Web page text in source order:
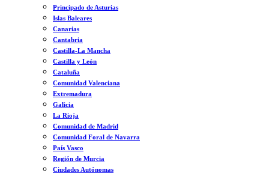
Principado de Asturias
Islas Baleares
Canarias
Cantabria
Castilla-La Mancha
Castilla y León
Cataluña
Comunidad Valenciana
Extremadura
Galicia
La Rioja
Comunidad de Madrid
Comunidad Foral de Navarra
País Vasco
Región de Murcia
Ciudades Autónomas